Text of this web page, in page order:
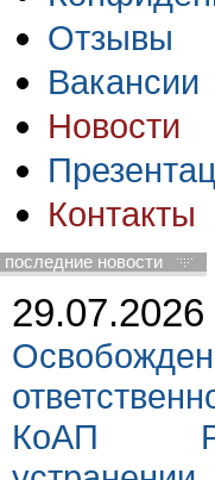
Отзывы
Вакансии
Новости
Контакты
последние новости
29.07.2026
КоАП